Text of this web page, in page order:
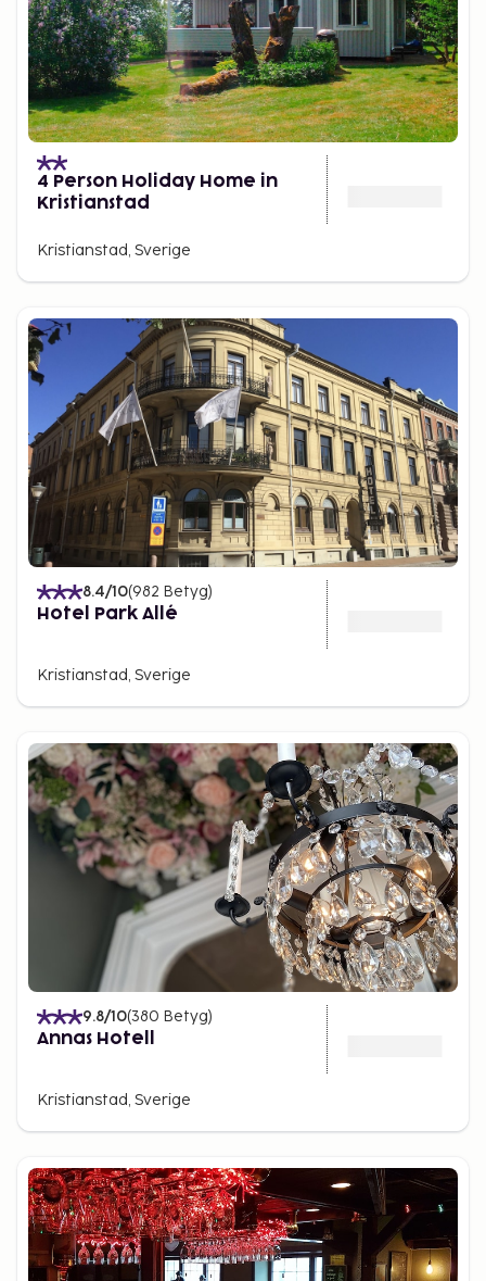
4 Person Holiday Home in
Kristianstad
Kristianstad, Sverige
8.4/10(982 Betyg)
Hotel Park Allé
Kristianstad, Sverige
9.8/10(380 Betyg)
Annas Hotell
Kristianstad, Sverige